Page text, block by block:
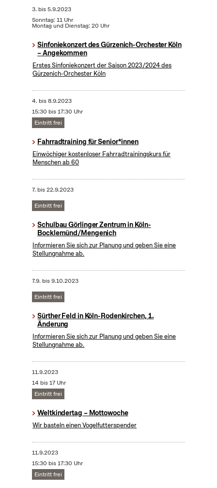
3. bis5.9.2023
Sonntag: 11 Uhr
Montag und Dienstag: 20 Uhr
Sinfoniekonzert des Gürzenich-Orchester Köln
– Angekommen
Erstes Sinfoniekonzert der Saison 2023/2024 des
Gürzenich-Orchester Köln
4. bis8.9.2023
15:30 bis 17:30 Uhr
Eintritt frei
Fahrradtraining für Senior*innen
Einwöchiger kostenloser Fahrradtrainingskurs für
Menschen ab 60
7. bis22.9.2023
Eintritt frei
Schulbau Görlinger Zentrum in Köln-
Bocklemünd/Mengenich
Informieren Sie sich zur Planung und geben Sie eine
Stellungnahme ab.
7.9. bis9.10.2023
Eintritt frei
Sürther Feld in Köln-Rodenkirchen, 1.
Änderung
Informieren Sie sich zur Planung und geben Sie eine
Stellungnahme ab.
11.9.2023
14 bis 17 Uhr
Eintritt frei
Weltkindertag – Mottowoche
Wir basteln einen Vogelfutterspender
11.9.2023
15:30 bis 17:30 Uhr
Eintritt frei